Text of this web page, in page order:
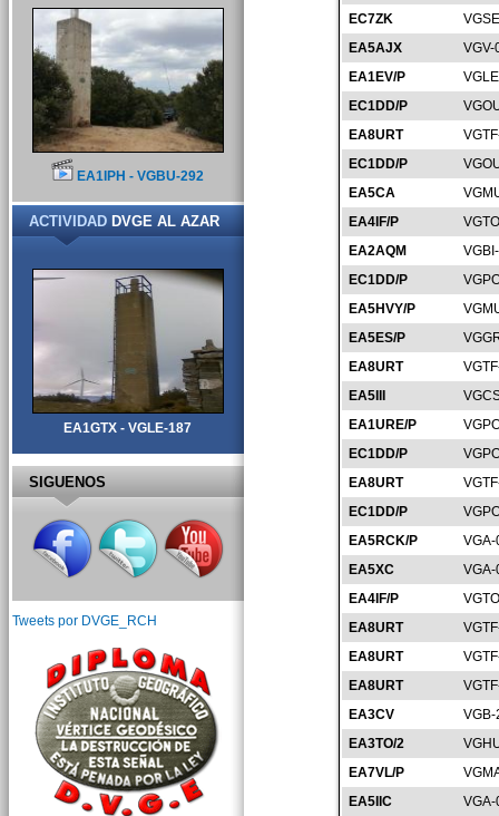
EC7ZK
EA5AJX
VGV-
EA1EV/P
EC1DD/P
EA8URT
EC1DD/P
EA5CA
EA4IF/P
EA2AQM
EC1DD/P
EA5HVY/P
EA5ES/P
EA8URT
EA5III
EA1URE/P
EC1DD/P
EA8URT
EC1DD/P
EA5RCK/P
EA5XC
EA4IF/P
EA8URT
EA8URT
EA8URT
EA3CV
EA3TO/2
EA7VL/P
EA5IIC
EA1IPH - VGBU-292
ACTIVIDADDVGE AL AZAR
EA1GTX - VGLE-187
SIGUENOS
Tweets por DVGE_RCH